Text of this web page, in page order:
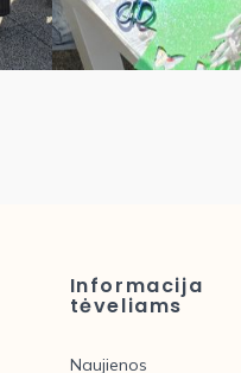
Informacija
tėveliams
Naujienos